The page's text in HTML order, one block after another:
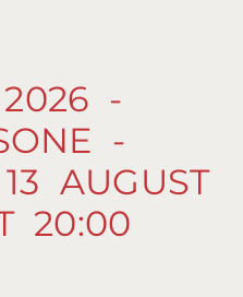
-
-
AUGUST
20:00